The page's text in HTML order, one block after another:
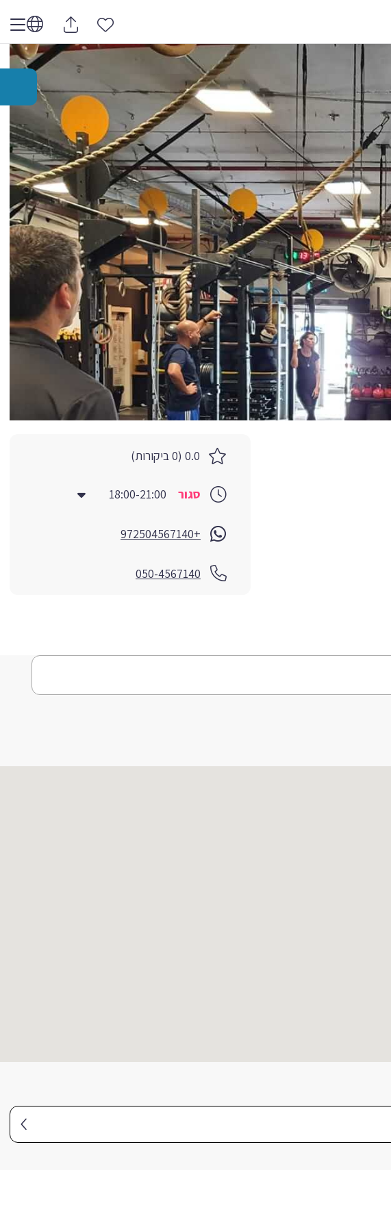
0.0 (0 ביקורות)
סגור 18:00-21:00
+972504567140
050-4567140